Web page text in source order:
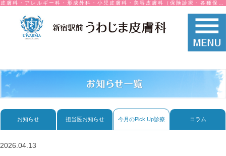
お知らせ 担当医お知らせ 今月のPick Up診療 コラム
2026.04.13